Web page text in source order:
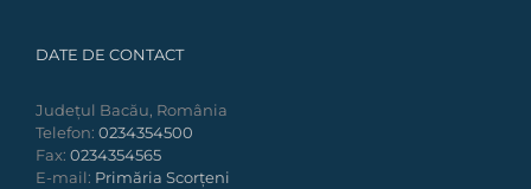
DATE DE CONTACT
Județul Bacău, România
Telefon: 0234354500
Fax: 0234354565
E-mail: Primăria Scorțeni